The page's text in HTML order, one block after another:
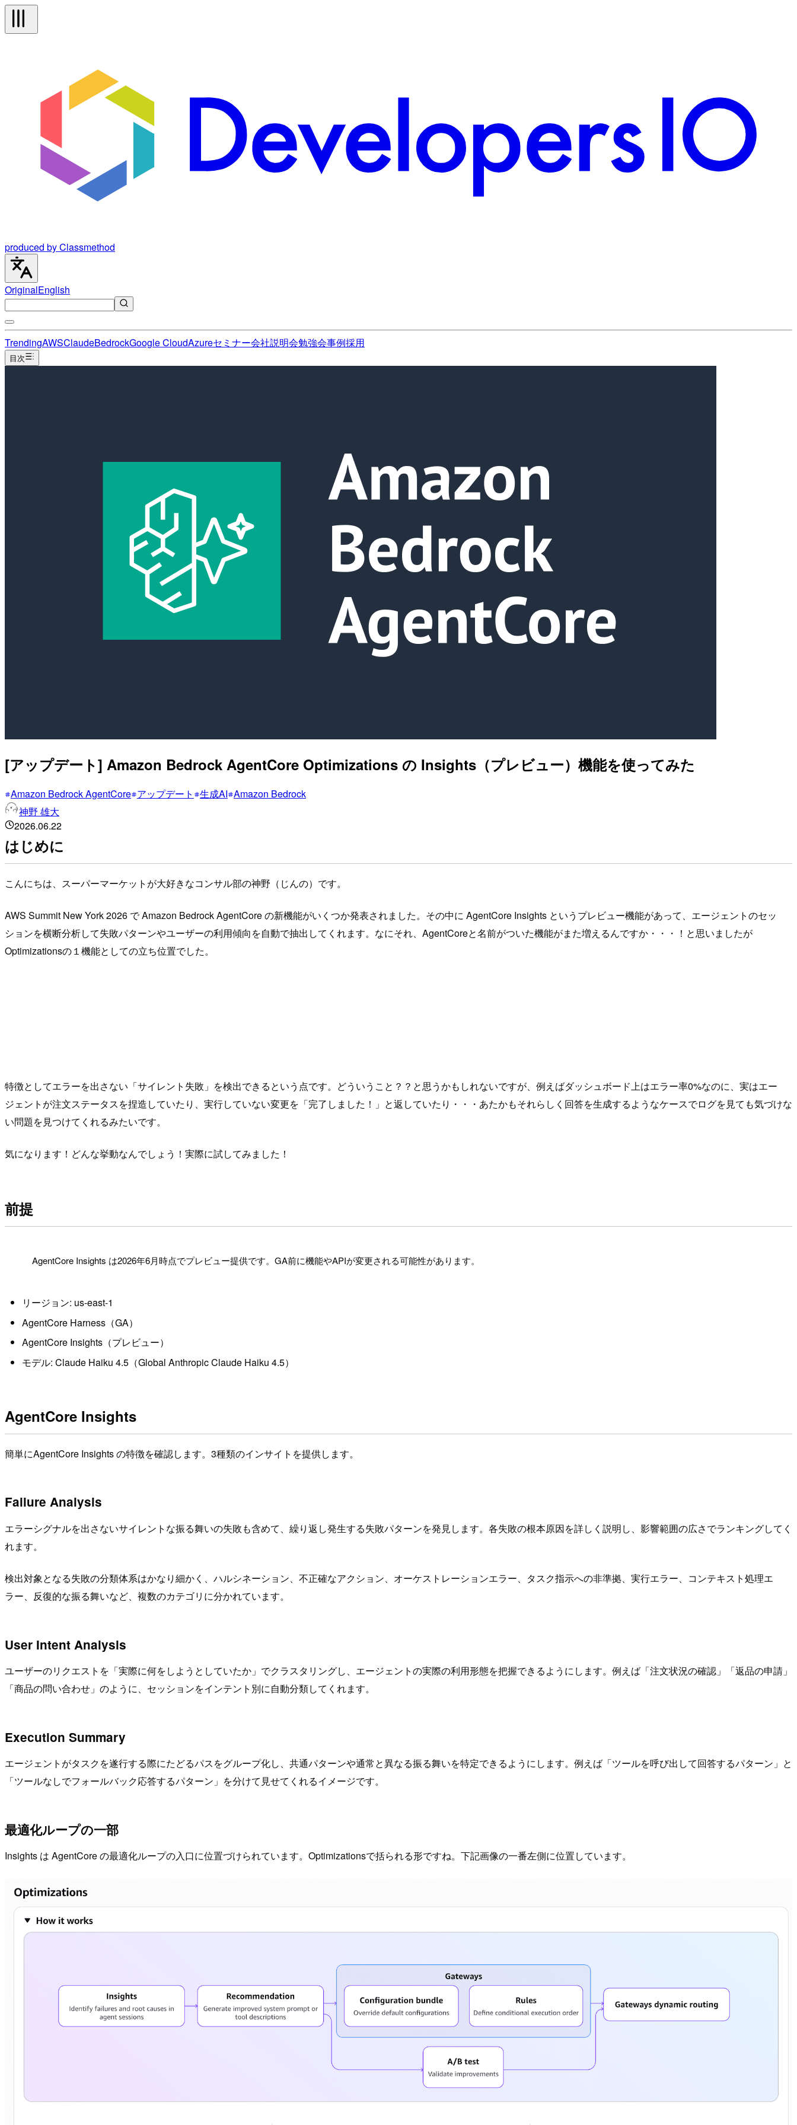
produced by Classmethod
OriginalEnglish
TrendingAWSClaudeBedrockGoogle CloudAzureセミナー会社説明会勉強会事例採用
目次
[アップデート] Amazon Bedrock AgentCore Optimizations の Insights（プレビュー）機能を使ってみた
Amazon Bedrock AgentCore アップデート 生成AI Amazon Bedrock
神野 雄大
2026.06.22
はじめに
こんにちは、スーパーマーケットが大好きなコンサル部の神野（じんの）です。
AWS Summit New York 2026 で Amazon Bedrock AgentCore の新機能がいくつか発表されました。その中に AgentCore Insights というプレビュー機能があって、エージェントのセッ
ションを横断分析して失敗パターンやユーザーの利用傾向を自動で抽出してくれます。なにそれ、AgentCoreと名前がついた機能がまた増えるんですか・・・！と思いましたが
Optimizationsの１機能としての立ち位置でした。
特徴としてエラーを出さない「サイレント失敗」を検出できるという点です。どういうこと？？と思うかもしれないですが、例えばダッシュボード上はエラー率0%なのに、実はエー
ジェントが注文ステータスを捏造していたり、実行していない変更を「完了しました！」と返していたり・・・あたかもそれらしく回答を生成するようなケースでログを見ても気づけな
い問題を見つけてくれるみたいです。
気になります！どんな挙動なんでしょう！実際に試してみました！
前提
AgentCore Insights は2026年6月時点でプレビュー提供です。GA前に機能やAPIが変更される可能性があります。
リージョン: us-east-1
AgentCore Harness（GA）
AgentCore Insights（プレビュー）
モデル: Claude Haiku 4.5（Global Anthropic Claude Haiku 4.5）
AgentCore Insights
簡単にAgentCore Insights の特徴を確認します。3種類のインサイトを提供します。
Failure Analysis
エラーシグナルを出さないサイレントな振る舞いの失敗も含めて、繰り返し発生する失敗パターンを発見します。各失敗の根本原因を詳しく説明し、影響範囲の広さでランキングしてく
れます。
検出対象となる失敗の分類体系はかなり細かく、ハルシネーション、不正確なアクション、オーケストレーションエラー、タスク指示への非準拠、実行エラー、コンテキスト処理エ
ラー、反復的な振る舞いなど、複数のカテゴリに分かれています。
User Intent Analysis
ユーザーのリクエストを「実際に何をしようとしていたか」でクラスタリングし、エージェントの実際の利用形態を把握できるようにします。例えば「注文状況の確認」「返品の申請」
「商品の問い合わせ」のように、セッションをインテント別に自動分類してくれます。
Execution Summary
エージェントがタスクを遂行する際にたどるパスをグループ化し、共通パターンや通常と異なる振る舞いを特定できるようにします。例えば「ツールを呼び出して回答するパターン」と
「ツールなしでフォールバック応答するパターン」を分けて見せてくれるイメージです。
最適化ループの一部
Insights は AgentCore の最適化ループの入口に位置づけられています。Optimizationsで括られる形ですね。下記画像の一番左側に位置しています。